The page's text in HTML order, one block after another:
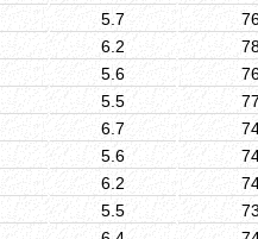
5.7
6.2
5.6
5.5
6.7
5.6
6.2
5.5